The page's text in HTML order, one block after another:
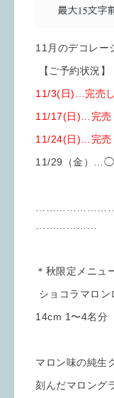
11月のデコレー
【ご予約状況】
11/3(日)…完売
11/17(日)…完売
11/24(日)…完売
11/29（金）…◯
＊秋限定メニュ
ショコラマロ
14cm 1〜4名分
マロン味の純生
刻んだマロング